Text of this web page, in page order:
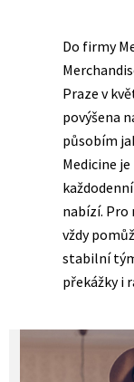
Do firmy
Praze v
povýšena
působím
Medicine
nabízí. Pro
vždy
stabilní
překážky i